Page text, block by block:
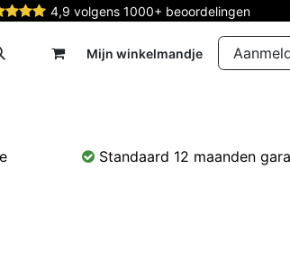
4,9 volgens 1000+ beoordelingen
Mijn winkelmandje
Standaard 12 maanden